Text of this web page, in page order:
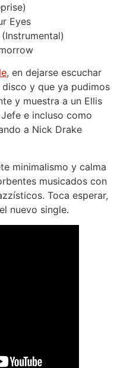
Eyes
, en dejarse escuchar
y que ya pudimos
y muestra a un Ellis
e incluso como
a Nick Drake
minimalismo y calma
musicados con
Toca esperar,
nuevo single.